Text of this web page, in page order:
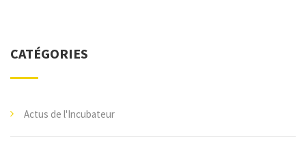
CATÉGORIES
Actus de l'Incubateur